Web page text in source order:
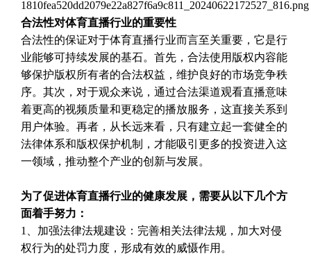
合法性对体育直播行业的重要性
合法性的保证对于体育直播行业而言至关重要，它是行
业能够可持续发展的基石。首先，合法使用版权内容能
够保护版权所有者的合法权益，维护良好的市场竞争秩
序。其次，对于观众来说，通过合法渠道观看直播意味
着更高的视频质量和更稳定的播放服务，这直接关系到
用户体验。再者，从长远来看，只有建立起一套健全的
法律体系和版权保护机制，才能吸引更多的投资进入这
一领域，推动整个产业的创新与发展。
为了促进体育直播行业的健康发展，需要从以下几个方
面着手努力：
1、加强法律法规建设：完善相关法律法规，加大对侵
权行为的处罚力度，形成有效的威慑作用。